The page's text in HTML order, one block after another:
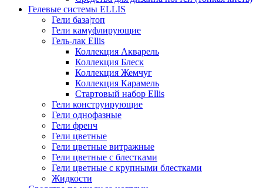
Гелевые системы ELLIS
Гели база|топ
Гели камуфлирующие
Гель-лак Ellis
Коллекция Акварель
Коллекция Блеск
Коллекция Жемчуг
Коллекция Карамель
Стартовый набор Ellis
Гели конструирующие
Гели однофазные
Гели френч
Гели цветные
Гели цветные витражные
Гели цветные с блестками
Гели цветные с крупными блестками
Жидкости